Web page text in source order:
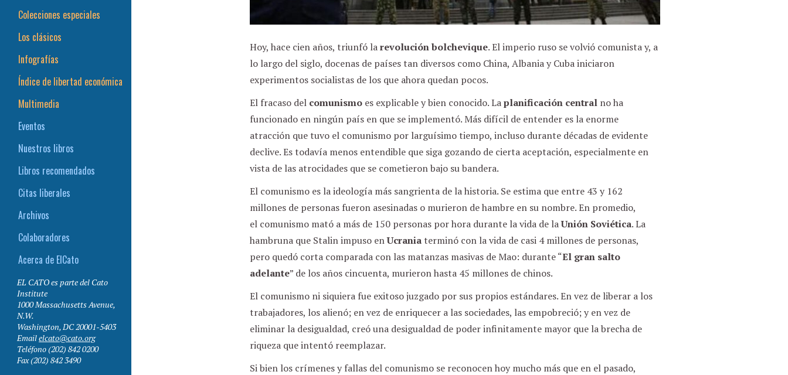
Hoy, hace cien años, triunfó larevolución bolchevique. El imperio ruso se volvió comunista y, a
lo largo del siglo, docenas de países tan diversos como China, Albania y Cuba iniciaron
experimentos socialistas de los que ahora quedan pocos.
El fracaso del comunismoes explicable y bien conocido. Laplanificación centralno ha
funcionado en ningún país en que se implementó. Más difícil de entender es la enorme
atracción que tuvo el comunismo por larguísimo tiempo, incluso durante décadas de evidente
declive. Es todavía menos entendible que siga gozando de cierta aceptación, especialmente en
vista de las atrocidades que se cometieron bajo su bandera.
El comunismo es la ideología más sangrienta de la historia. Se estima que entre 43 y 162
millones de personas fueron asesinadas o murieron de hambre en su nombre. En promedio,
el comunismo mató a más de 150 personas por hora durante la vida de laUnión Soviética. La
hambruna que Stalin impuso enUcraniaterminó con la vida de casi 4 millones de personas,
pero quedó corta comparada con las matanzas masivas de Mao: durante “El gran salto
adelante” de los años cincuenta, murieron hasta 45 millones de chinos.
El comunismo ni siquiera fue exitoso juzgado por sus propios estándares. En vez de liberar a los
trabajadores, los alienó; en vez de enriquecer a las sociedades, las empobreció; y en vez de
eliminar la desigualdad, creó una desigualdad de poder infinitamente mayor que la brecha de
riqueza que intentó reemplazar.
Si bien los crímenes y fallas del comunismo se reconocen hoy mucho más que en el pasado,
Colecciones especiales
Los clásicos
Infografías
Índice de libertad económica
Multimedia
Eventos
Nuestros libros
Libros recomendados
Citas liberales
Archivos
Colaboradores
Acerca de ElCato
EL CATO es parte del Cato
Institute
1000 Massachusetts Avenue,
N.W.
Washington,DC20001-5403
Emailelcato@cato.org
Teléfono(202) 842 0200
Fax(202) 842 3490